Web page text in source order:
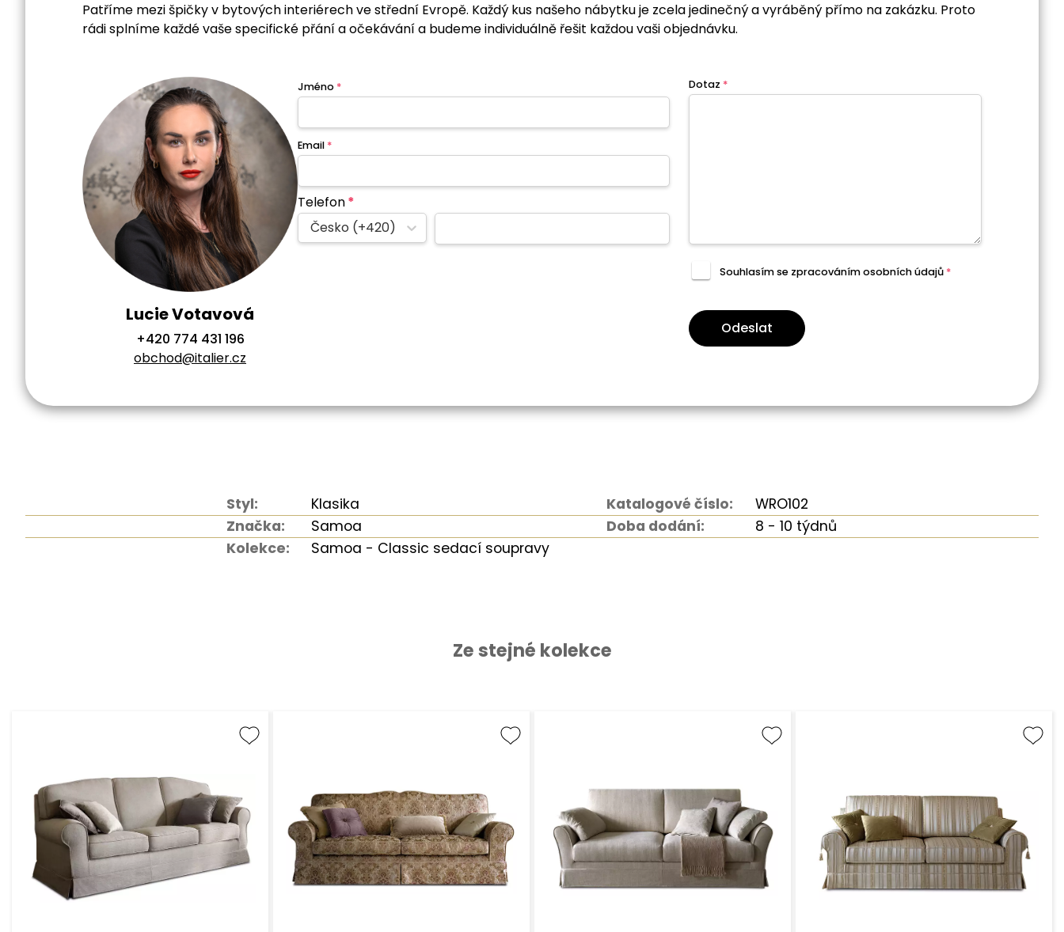
Patříme mezi špičky v bytových interiérech ve střední Evropě. Každý kus našeho nábytku je zcela jedinečný a vyráběný přímo na zakázku. Proto
rádi splníme každé vaše specifické přání a očekávání a budeme individuálně řešit každou vaši objednávku.
Lucie Votavová
+420 774 431 196
obchod@italier.cz
Jméno *
Email *
Telefon*
Česko (+420)
Dotaz *
Souhlasím se zpracovánímosobních údajů *
Odeslat
Styl: Klasika Katalogové číslo:
WRO102
Značka:
Samoa Doba dodání:
8 - 10 týdnů
Kolekce:
Samoa - Classic sedací soupravy
Ze stejné kolekce